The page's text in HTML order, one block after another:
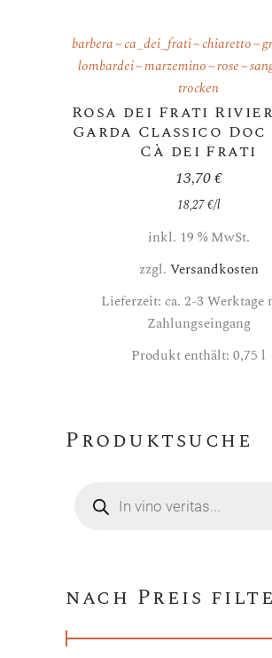
barbera ca_dei_frati chiaretto
lombardei marzemino rose
trocken
Rosa dei Frati
Garda Classico Doc
Cà dei Frati
13,70€
18,27€/l
inkl. 19 % MwSt.
zzgl. Versandkosten
Lieferzeit: ca. 2-3 Werktage
Zahlungseingang
Produkt enthält: 0,75 l
Produktsuche
search
nach Preis